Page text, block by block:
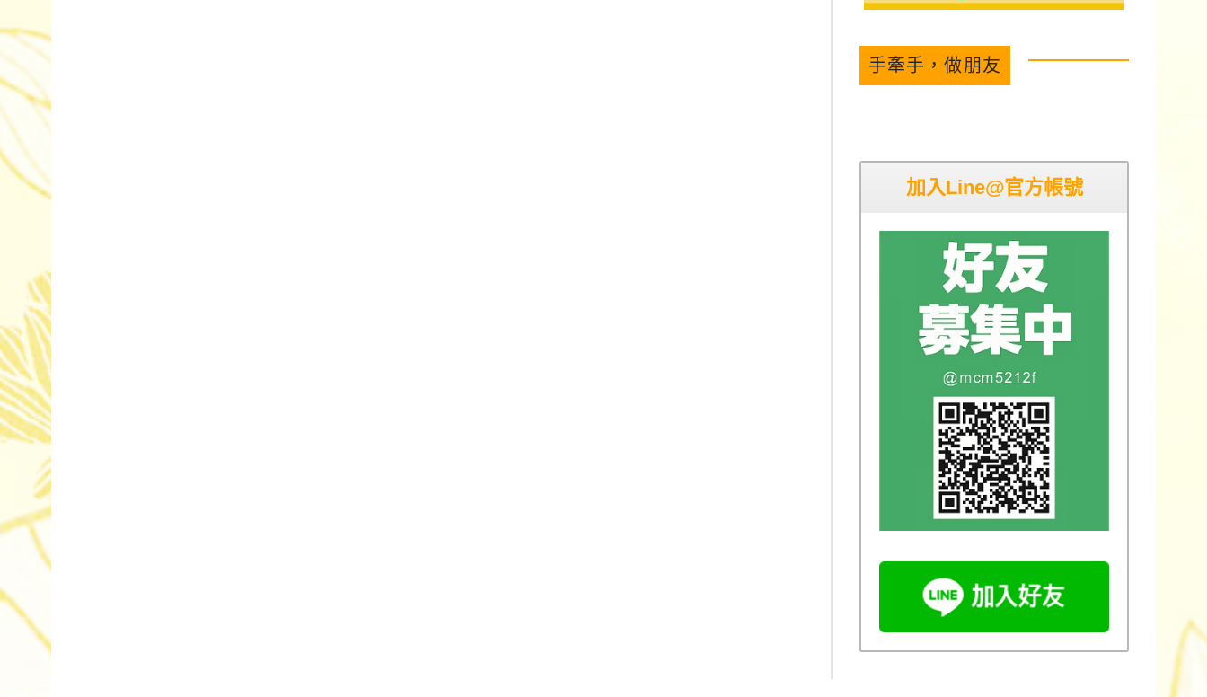
手牽手，做朋友
加入Line@官方帳號